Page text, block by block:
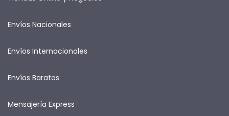
Envíos Nacionales
Envíos Internacionales
Envíos Baratos
Mensajería Express